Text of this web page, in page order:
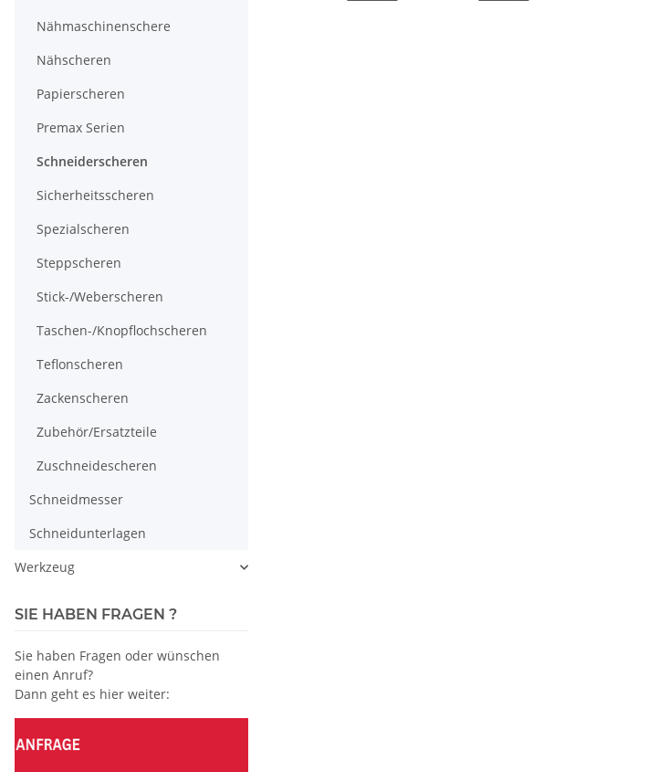
Nähmaschinenschere
Nähscheren
Papierscheren
Premax Serien
Schneiderscheren
Sicherheitsscheren
Spezialscheren
Steppscheren
Stick-/Weberscheren
Taschen-/Knopflochscheren
Teflonscheren
Zackenscheren
Zubehör/Ersatzteile
Zuschneidescheren
Schneidmesser
Schneidunterlagen
Werkzeug
SIE HABEN FRAGEN ?
Sie haben Fragen oder wünschen
einen Anruf?
Dann geht es hier weiter: